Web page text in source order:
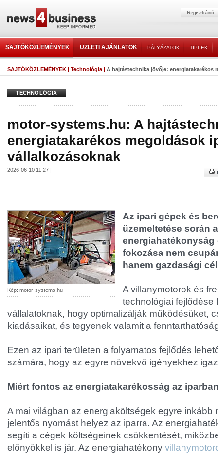
SAJTÓKÖZLEMÉNYEK ÜZLETI AJÁNLATOK PÁLYÁZATOK TIPPEK
SAJTÓKÖZLEMÉNYEK | Technológia | A hajtástechnika jövője: energiatakarékos
TECHNOLÓGIA
motor-systems.hu: A
energiatakarékos megoldások
vállalkozásoknak
2026-06-10 11:27 |
Kép: motor-systems.hu
Az ipari gépek és
üzemeltetése során
energiahatékonyság
fokozása nem
hanem gazdasági
A villanymotorok és
technológiai fejlődése
vállalatoknak, hogy optimalizálják működésüket,
kiadásaikat, és tegyenek valamit a
Ezen az ipari területen a folyamatos fejlődés
számára, hogy az egyre növekvő igényekhez
Miért fontos az energiatakarékosság az
A mai világban az energiaköltségek egyre inkább
jelentős nyomást helyez az iparra. Az
segíti a cégek költségeinek csökkentését,
előnyökkel is jár. Az energiahatékony